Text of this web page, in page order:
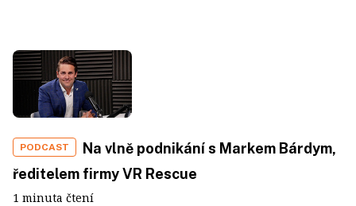
PODCAST
Na vlně podnikání s Markem Bárdym,
ředitelem firmy VR Rescue
1 minuta čtení